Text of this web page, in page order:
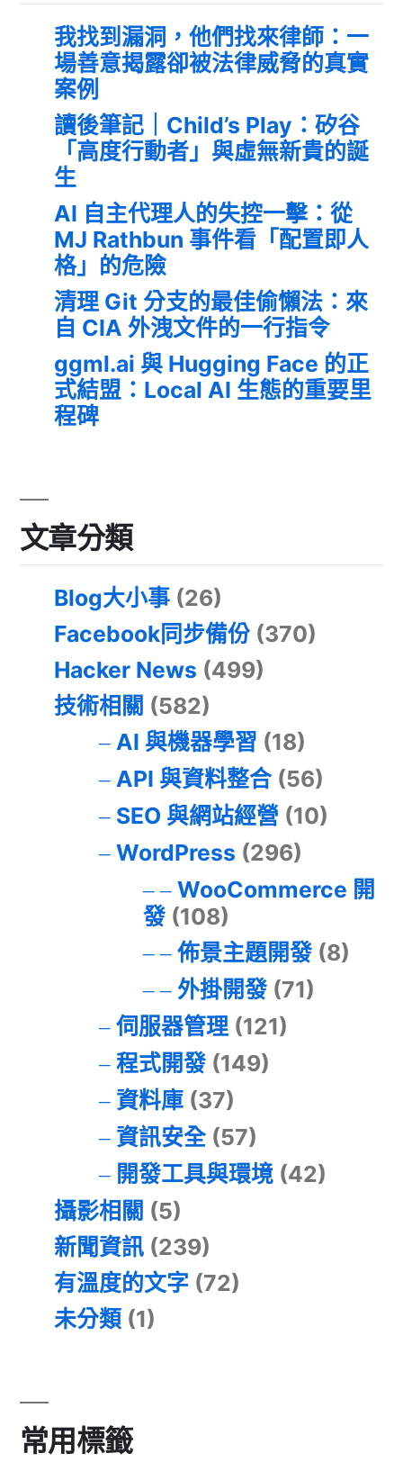
我找到漏洞，他們找來律師：一
場善意揭露卻被法律威脅的真實
案例
讀後筆記｜Child’s Play：矽谷
「高度行動者」與虛無新貴的誕
生
AI 自主代理人的失控一擊：從
MJ Rathbun 事件看「配置即人
格」的危險
清理 Git 分支的最佳偷懶法：來
自 CIA 外洩文件的一行指令
ggml.ai 與 Hugging Face 的正
式結盟：Local AI 生態的重要里
程碑
文章分類
Blog大小事 (26)
Facebook同步備份 (370)
Hacker News (499)
技術相關 (582)
AI 與機器學習 (18)
API 與資料整合(56)
SEO 與網站經營 (10)
WordPress (296)
WooCommerce 開
發(108)
佈景主題開發(8)
外掛開發(71)
伺服器管理(121)
程式開發(149)
資料庫(37)
資訊安全(57)
開發工具與環境(42)
攝影相關 (5)
新聞資訊 (239)
有溫度的文字 (72)
未分類 (1)
常用標籤